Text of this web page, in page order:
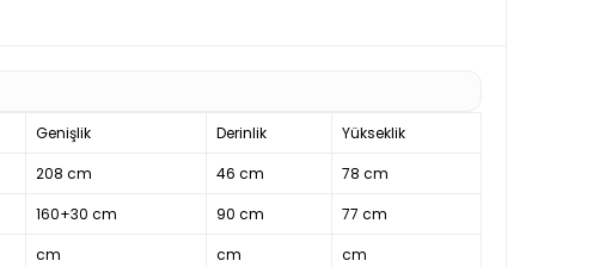
Genişlik Derinlik
Yükseklik
208 cm 46 cm
78 cm
160+30 cm 90 cm
77 cm
cm cm
cm